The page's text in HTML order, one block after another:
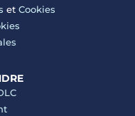
et Cookies